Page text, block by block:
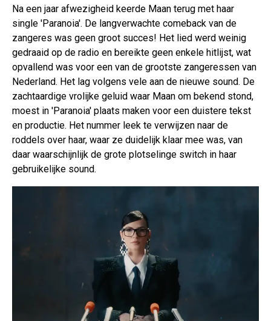
Na een jaar afwezigheid keerde Maan terug met haar
single 'Paranoia'. De langverwachte comeback van de
zangeres was geen groot succes! Het lied werd weinig
gedraaid op de radio en bereikte geen enkele hitlijst, wat
opvallend was voor een van de grootste zangeressen van
Nederland. Het lag volgens vele aan de nieuwe sound. De
zachtaardige vrolijke geluid waar Maan om bekend stond,
moest in 'Paranoia' plaats maken voor een duistere tekst
en productie. Het nummer leek te verwijzen naar de
roddels over haar, waar ze duidelijk klaar mee was, van
daar waarschijnlijk de grote plotselinge switch in haar
gebruikelijke sound.